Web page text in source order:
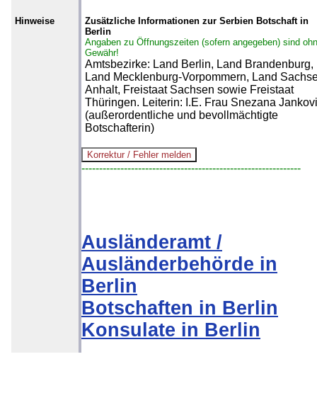
Hinweise
Zusätzliche Informationen zur Serbien Botschaft in
Berlin
Angaben zu Öffnungszeiten (sofern angegeben) sind
Gewähr!
Amtsbezirke: Land Berlin, Land Brandenburg,
Land Mecklenburg-Vorpommern, Land
Anhalt, Freistaat Sachsen sowie Freistaat
Thüringen. Leiterin: I.E. Frau Snezana
(außerordentliche und bevollmächtigte
Botschafterin)
--------------------------------------------------------------
Ausländeramt /
Ausländerbehörde in
Berlin
Botschaften in Berlin
Konsulate in Berlin